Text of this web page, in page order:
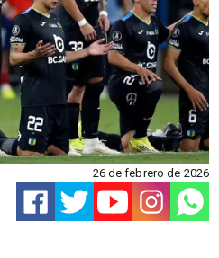
26 de febrero de 2026